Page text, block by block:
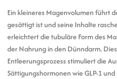
Ein kleineres Magenvolumen führt
gesättigt ist und seine Inhalte
erleichtert die tubuläre Form des
der Nahrung in den Dünndarm.
Entleerungsprozess stimuliert die
Sättigungshormonen wie GLP-1 und